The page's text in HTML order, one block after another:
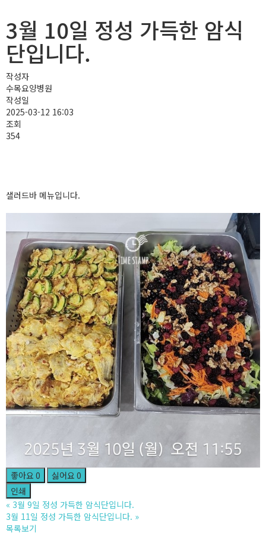
3월 10일 정성 가득한 암식
단입니다.
작성자
수목요양병원
작성일
2025-03-12 16:03
조회
354
샐러드바 메뉴입니다.
좋아요 0 싫어요 0
인쇄
« 3월 9일 정성 가득한 암식단입니다.
3월 11일 정성 가득한 암식단입니다. »
목록보기